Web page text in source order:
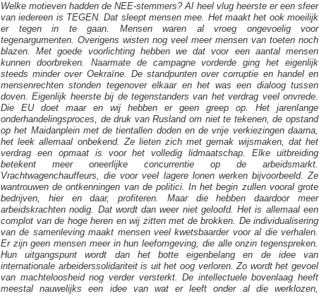
Welke motieven hadden de NEE-stemmers? Al heel vlug heerste er een sfeer
van iedereen is TEGEN. Dat sleept mensen mee. Het maakt het ook moeilijk
er tegen in te gaan. Mensen waren al vroeg ongevoelig voor
tegenargumenten. Overigens wisten nog veel meer mensen van toeten noch
blazen. Met goede voorlichting hebben we dat voor een aantal mensen
kunnen doorbreken. Naarmate de campagne vorderde ging het eigenlijk
steeds minder over Oekraïne. De standpunten over corruptie en handel en
mensenrechten stonden tegenover elkaar en het was een dialoog tussen
doven. Eigenlijk heerste bij de tegenstanders van het verdrag veel onvrede.
Die EU doet maar en wij hebben er geen greep op. Het jarenlange
onderhandelingsproces, de druk van Rusland om niet te tekenen, de opstand
op het Maidanplein met de tientallen doden en de vrije verkiezingen daarna,
het leek allemaal onbekend. Ze lieten zich met gemak wijsmaken, dat het
verdrag een opmaat is voor het volledig lidmaatschap. Elke uitbreiding
betekent meer oneerlijke concurrentie op de arbeidsmarkt.
Vrachtwagenchauffeurs, die voor veel lagere lonen werken bijvoorbeeld. Ze
wantrouwen de ontkenningen van de politici. In het begin zullen vooral grote
bedrijven, hier en daar, profiteren. Maar die hebben daardoor meer
arbeidskrachten nodig. Dat wordt dan weer niet geloofd. Het is allemaal een
complot van de hoge heren en wij zitten met de brokken. De individualisering
van de samenleving maakt mensen veel kwetsbaarder voor al die verhalen.
Er zijn geen mensen meer in hun leefomgeving, die alle onzin tegenspreken.
Hun uitgangspunt wordt dan het botte eigenbelang en de idee van
internationale arbeiderssolidariteit is uit het oog verloren. Zo wordt het gevoel
van machteloosheid nog verder versterkt. De intellectuele bovenlaag heeft
meestal nauwelijks een idee van wat er leeft onder al die werklozen,